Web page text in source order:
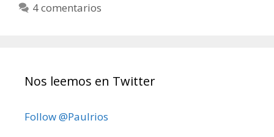
4 comentarios
Nos leemos en Twitter
Follow @Paulrios